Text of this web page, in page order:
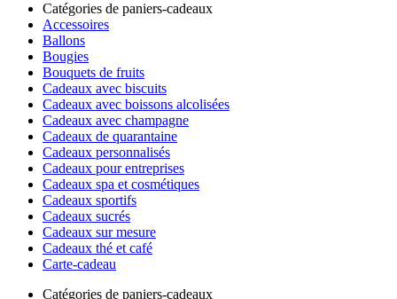
Catégories de paniers-cadeaux
Accessoires
Ballons
Bougies
Bouquets de fruits
Cadeaux avec biscuits
Cadeaux avec boissons alcolisées
Cadeaux avec champagne
Cadeaux de quarantaine
Cadeaux personnalisés
Cadeaux pour entreprises
Cadeaux spa et cosmétiques
Cadeaux sportifs
Cadeaux sucrés
Cadeaux sur mesure
Cadeaux thé et café
Carte-cadeau
Catégories de paniers-cadeaux